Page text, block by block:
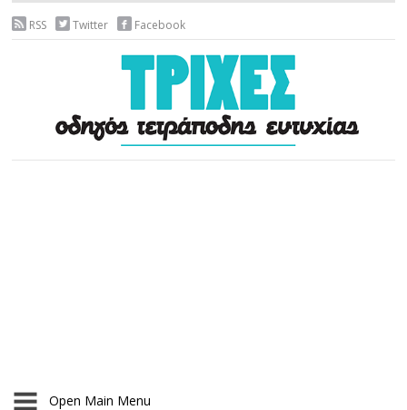
RSS Twitter Facebook
Open Main Menu